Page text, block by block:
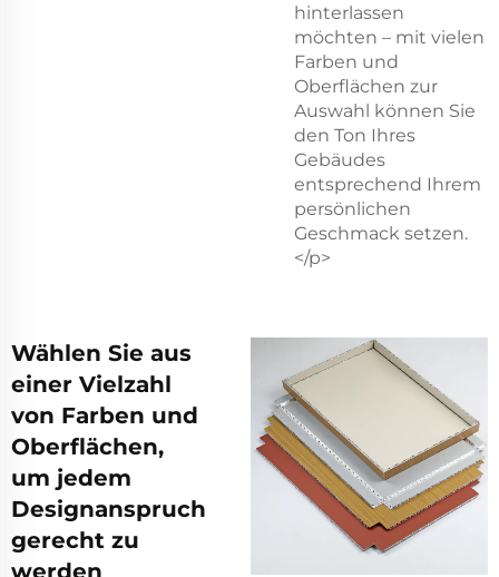
hinterlassen
möchten – mit vielen
Farben und
Oberflächen zur
Auswahl können Sie
den Ton Ihres
Gebäudes
entsprechend Ihrem
persönlichen
Geschmack setzen.
</p>
Wählen Sie aus
einer Vielzahl
von Farben und
Oberflächen,
um jedem
Designanspruch
gerecht zu
werden